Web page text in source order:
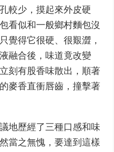
較少，摸起來外皮硬
看似和一般鄉村麵包沒
覺得它很硬、很艱澀，
融合後，味道竟改變
刻有股香味散出，順著
麥香直衝唇齒，撞擊著
地歷經了三種口感和味
當之無愧，要達到這樣